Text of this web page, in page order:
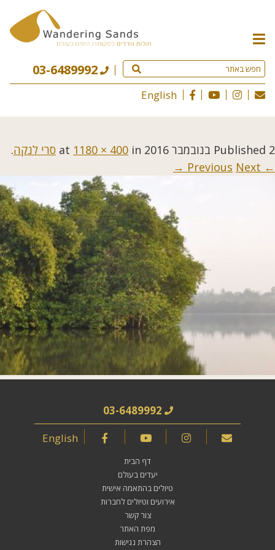
תפריט
האתר
03-6489992
English
Published 2 בנובמבר 2016 1180 × 400 in סרי לנקה.
← Previous
Next →
03-6489992
English
דף הבית
יעדים בעולם
טיולים בהתאמה אישית
אירועים וטיולים לחברות
צור קשר
מפת האתר
הצהרת נגישות